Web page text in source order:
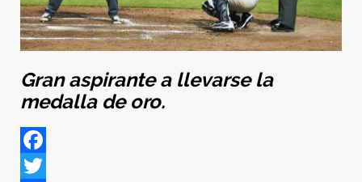
Gran aspirante a llevarse la
medalla de oro.
Facebook